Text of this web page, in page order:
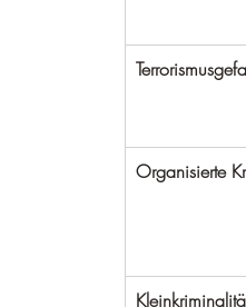
Organisierte